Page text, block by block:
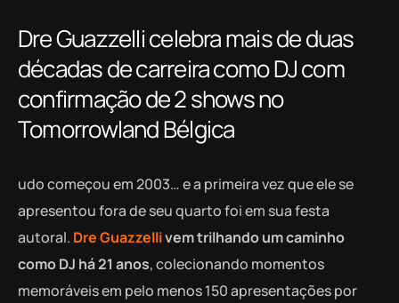
Dre Guazzelli celebra mais de duas
décadas de carreira como DJ com
confirmação de 2 shows no
Tomorrowland Bélgica
udo começou em 2003… e a primeira vez que ele se
apresentou fora de seu quarto foi em sua festa
autoral. Dre Guazzellivem trilhando um caminho
como DJ há 21 anos, colecionando momentos
memoráveis em pelo menos 150 apresentações por